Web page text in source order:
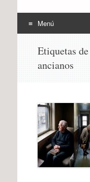
Menú
contenido
Etiquetas
ancianos